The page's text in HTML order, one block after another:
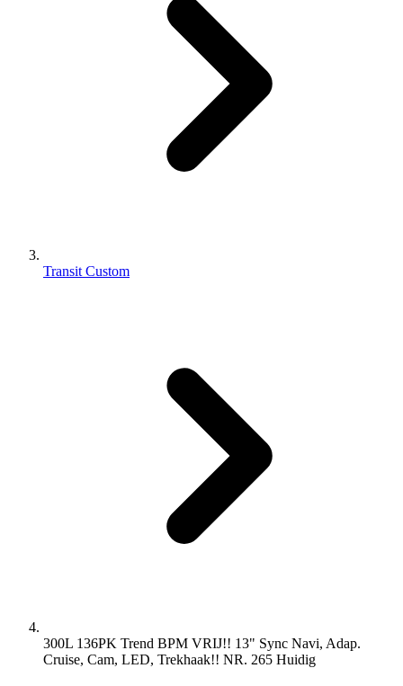
Transit Custom
300L 136PK Trend BPM VRIJ!! 13" Sync Navi, Adap.
Cruise, Cam, LED, Trekhaak!! NR. 265 Huidig